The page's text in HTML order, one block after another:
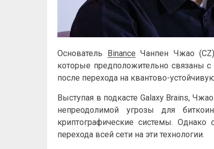
Основатель Binance Чанпен Чжао
которые предположительно связаны с
после перехода на квантово-
Выступая в подкасте Galaxy Brains,
непреодолимой угрозы для
криптографические системы. Однако
перехода всей сети на эти технологии.